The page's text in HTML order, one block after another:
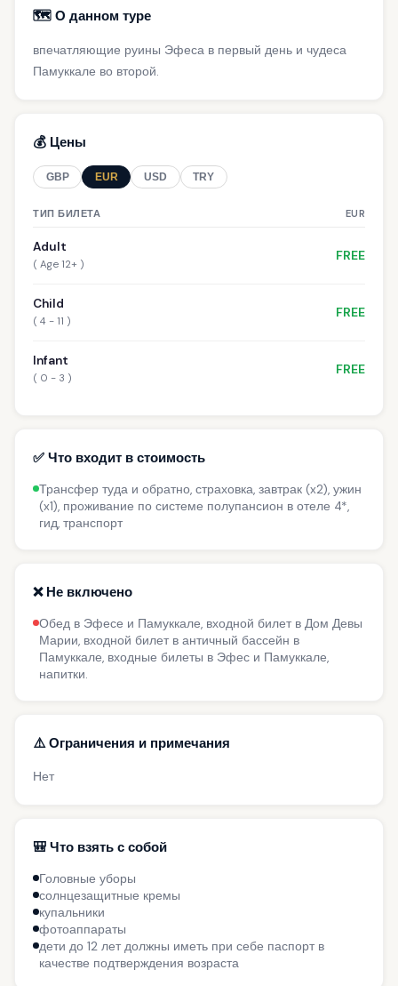
🗺️ О данном туре
впечатляющие руины Эфеса в первый день и чудеса
Памуккале во второй.
💰 Цены
GBP EUR USD TRY
ТИП БИЛЕТА EUR
Adult
( Age 12+ )
FREE
Child
( 4 - 11 )
FREE
Infant
( 0 - 3 )
FREE
✅ Что входит в стоимость
Трансфер туда и обратно, страховка, завтрак (x2), ужин
(x1), проживание по системе полупансион в отеле 4*,
гид, транспорт
❌ Не включено
Обед в Эфесе и Памуккале, входной билет в Дом Девы
Марии, входной билет в античный бассейн в
Памуккале, входные билеты в Эфес и Памуккале,
напитки.
⚠️ Ограничения и примечания
Нет
🎒 Что взять с собой
Головные уборы
солнцезащитные кремы
купальники
фотоаппараты
дети до 12 лет должны иметь при себе паспорт в
качестве подтверждения возраста